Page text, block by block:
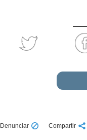
Denunciar Compartir